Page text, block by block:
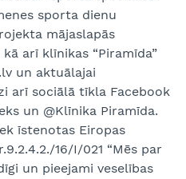
sporta dienu
mājaslapās
arī klīnikas “Piramīda”
un aktuālajai
arī sociālā tīkla Facebook
un @Klīnika Piramīda.
īstenotas Eiropas
16/I/021 “Mēs par
un pieejami veselības